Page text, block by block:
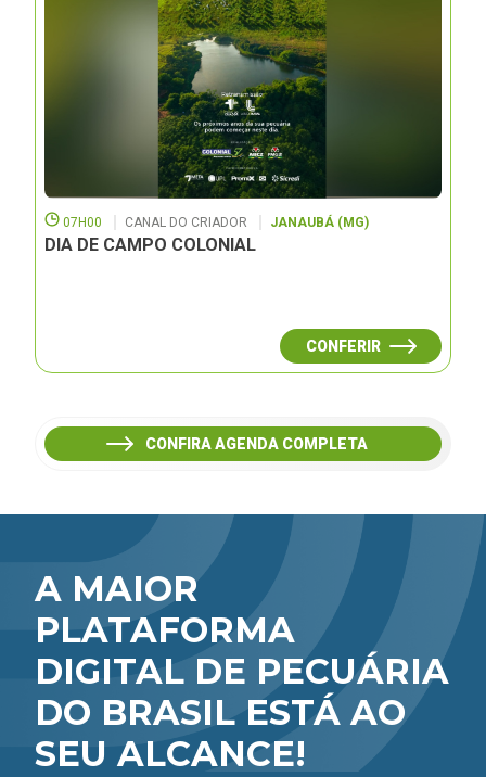
07H00 CANAL DO CRIADOR JANAUBÁ (MG)
DIA DE CAMPO COLONIAL
CONFERIR
CONFIRA AGENDA COMPLETA
A MAIOR
PLATAFORMA
DIGITAL DE PECUÁRIA
DO BRASIL ESTÁ AO
SEU ALCANCE!